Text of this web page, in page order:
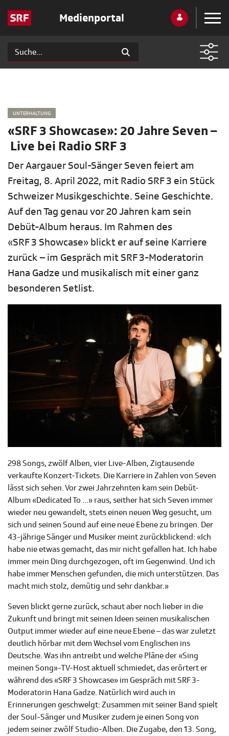
Medienportal
UNTERHALTUNG
«SRF 3 Showcase»: 20 Jahre Seven –
Live bei Radio SRF 3
Der Aargauer Soul-Sänger Seven feiert am
Freitag, 8. April 2022, mit Radio SRF 3 ein Stück
Schweizer Musikgeschichte. Seine Geschichte.
Auf den Tag genau vor 20 Jahren kam sein
Debüt-Album heraus. Im Rahmen des
«SRF 3 Showcase» blickt er auf seine Karriere
zurück – im Gespräch mit SRF 3-Moderatorin
Hana Gadze und musikalisch mit einer ganz
besonderen Setlist.
298 Songs, zwölf Alben, vier Live-Alben, Zigtausende
verkaufte Konzert-Tickets. Die Karriere in Zahlen von Seven
lässt sich sehen. Vor zwei Jahrzehnten kam sein Debüt-
Album «Dedicated To ...» raus, seither hat sich Seven immer
wieder neu gewandelt, stets einen neuen Weg gesucht, um
sich und seinen Sound auf eine neue Ebene zu bringen. Der
43-jährige Sänger und Musiker meint zurückblickend: «Ich
habe nie etwas gemacht, das mir nicht gefallen hat. Ich habe
immer mein Ding durchgezogen, oft im Gegenwind. Und ich
habe immer Menschen gefunden, die mich unterstützen. Das
macht mich stolz, demütig und sehr dankbar.»
Seven blickt gerne zurück, schaut aber noch lieber in die
Zukunft und bringt mit seinen Ideen seinen musikalischen
Output immer wieder auf eine neue Ebene – das war zuletzt
deutlich hörbar mit dem Wechsel vom Englischen ins
Deutsche. Was ihn antreibt und welche Pläne der «Sing
meinen Song»-TV-Host aktuell schmiedet, das erörtert er
während des «SRF 3 Showcase» im Gespräch mit SRF 3-
Moderatorin Hana Gadze. Natürlich wird auch in
Erinnerungen geschwelgt: Zusammen mit seiner Band spielt
der Soul-Sänger und Musiker zudem je einen Song von
jedem seiner zwölf Studio-Alben. Die Zugabe, den 13. Song,